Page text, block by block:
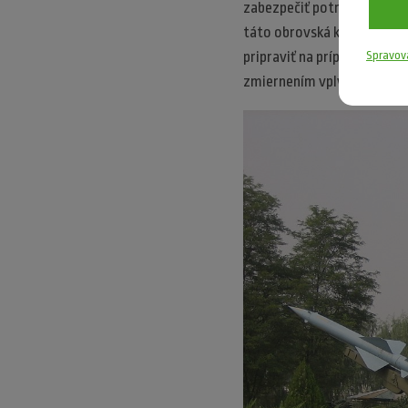
zabezpečiť potravinovú
táto obrovská krajina
pripraviť na prípadné
zmiernením vplyvu